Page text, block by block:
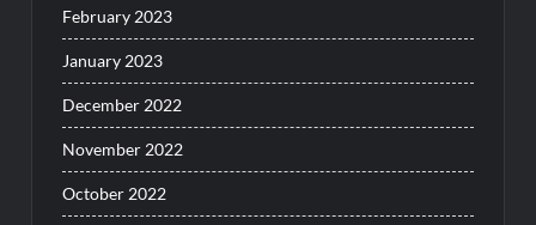
February 2023
January 2023
December 2022
November 2022
October 2022